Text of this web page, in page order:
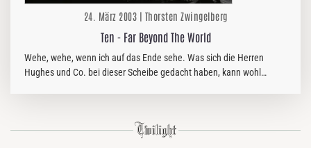
24. März 2003 | Thorsten Zwingelberg
Ten - Far Beyond The World
Wehe, wehe, wenn ich auf das Ende sehe. Was sich die Herren
Hughes und Co. bei dieser Scheibe gedacht haben, kann wohl